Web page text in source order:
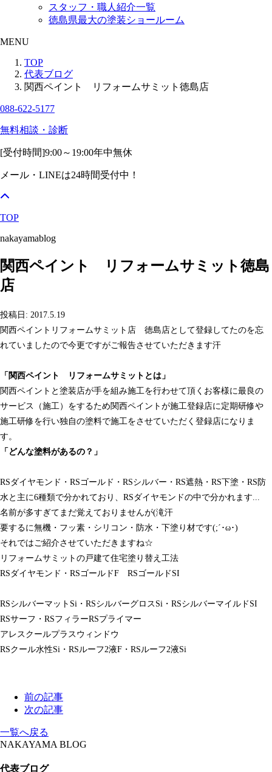
スタッフ・職人紹介一覧
徳島県最大の塗装ショールーム
MENU
TOP
代表ブログ
関西ペイント リフォームサミット徳島店
088-622-5177
無料相談・診断
[受付時間]9:00～19:00年中無休
メール・LINEは24時間受付中！
TOP
nakayamablog
関西ペイント リフォームサミット徳島
店
投稿日: 2017.5.19
関西ペイントリフォームサミット店 徳島店として登録してたのを忘
れていましたので今更ですがご報告させていただきます汗
「関西ペイント リフォームサミットとは」
関西ペイントと塗装店が手を組み施工を行わせて頂くお客様に最良の
サービス（施工）をするため関西ペイントが施工登録店に定期研修や
施工研修を行い独自の塗料で施工をさせていただく登録店になりま
す。
「どんな塗料があるの？」
RSダイヤモンド・RSゴールド・RSシルバー・RS遮熱・RS下塗・RS防
水と主に6種類で分かれており、RSダイヤモンドの中で分かれます...
名前が多すぎてまだ覚えておりませんが(滝汗
要するに無機・フッ素・シリコン・防水・下塗り材です(;´･ω･)
それではご紹介させていただきますね☆
リフォームサミットの戸建て住宅塗り替え工法
RSダイヤモンド・RSゴールドF RSゴールドSI
RSシルバーマットSi・RSシルバーグロスSi・RSシルバーマイルドSI
RSサーフ・RSフィラーRSプライマー
アレスクールプラスウィンドウ
RSクール水性Si・RSルーフ2液F・RSルーフ2液Si
前の記事
次の記事
一覧へ戻る
NAKAYAMA BLOG
代表ブログ